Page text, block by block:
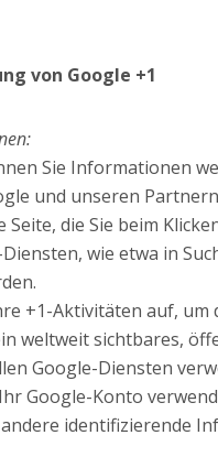
von Google +1
Sie Informationen
und unseren
die Sie beim
wie etwa in
+1-Aktivitäten auf, um
weltweit sichtbares,
Google-Diensten
Google-Konto
identifizierende